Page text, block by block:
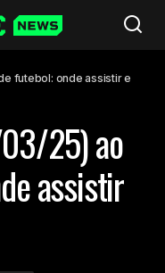
futebol: onde assistir e
25) ao
assistir